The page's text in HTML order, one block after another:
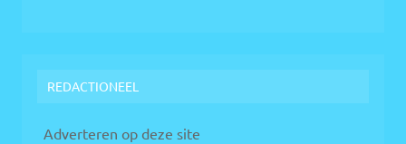
REDACTIONEEL
Adverteren op deze site